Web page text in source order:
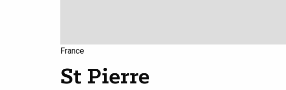
France
St Pierre